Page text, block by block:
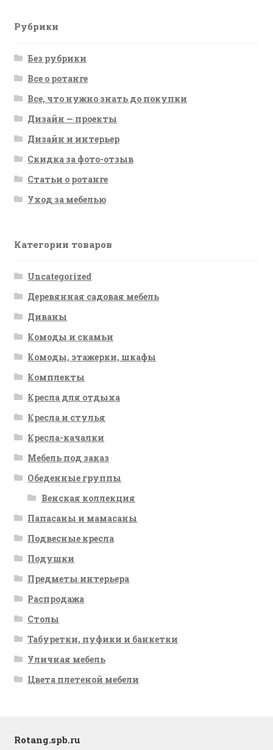
Рубрики
Без рубрики
Все о ротанге
Все, что нужно знать до покупки
Дизайн — проекты
Дизайн и интерьер
Скидка за фото-отзыв
Статьи о ротанге
Уход за мебелью
Категории товаров
Uncategorized
Деревянная садовая мебель
Диваны
Комоды и скамьи
Комоды, этажерки, шкафы
Комплекты
Кресла для отдыха
Кресла и стулья
Кресла-качалки
Мебель под заказ
Обеденные группы
Венская коллекция
Папасаны и мамасаны
Подвесные кресла
Подушки
Предметы интерьера
Распродажа
Столы
Табуретки, пуфики и банкетки
Уличная мебель
Цвета плетеной мебели
Rotang.spb.ru